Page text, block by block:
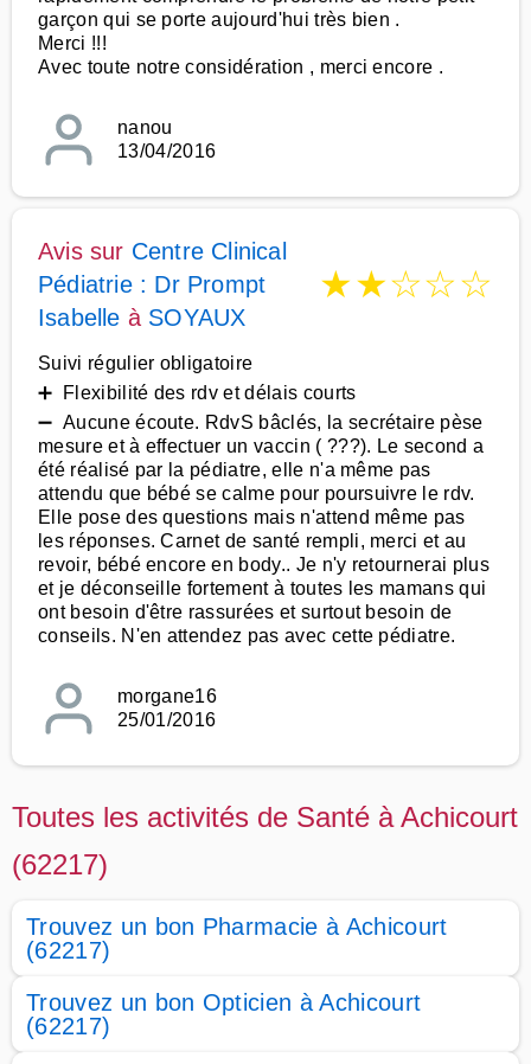
garçon qui se porte aujourd'hui très bien .
Merci !!!
Avec toute notre considération , merci encore .
nanou
13/04/2016
Avis sur Centre Clinical
Pédiatrie : Dr Prompt
Isabelle à SOYAUX
★★☆☆☆
Suivi régulier obligatoire
➕ Flexibilité des rdv et délais courts
➖ Aucune écoute. RdvS bâclés, la secrétaire pèse
mesure et à effectuer un vaccin ( ???). Le second a
été réalisé par la pédiatre, elle n'a même pas
attendu que bébé se calme pour poursuivre le rdv.
Elle pose des questions mais n'attend même pas
les réponses. Carnet de santé rempli, merci et au
revoir, bébé encore en body.. Je n'y retournerai plus
et je déconseille fortement à toutes les mamans qui
ont besoin d'être rassurées et surtout besoin de
conseils. N'en attendez pas avec cette pédiatre.
morgane16
25/01/2016
Toutes les activités de Santé à Achicourt
(62217)
Trouvez un bon Pharmacie à Achicourt
(62217)
Trouvez un bon Opticien à Achicourt
(62217)